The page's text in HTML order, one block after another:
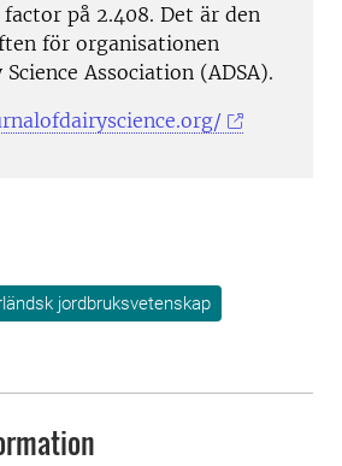
på 2.408. Det är den
för organisationen
Association (ADSA).
jordbruksvetenskap